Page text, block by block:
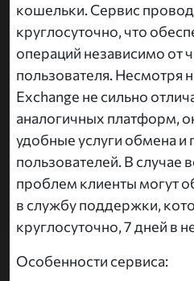
кошельки. Сервис
круглосуточно, что
операций независимо от
пользователя. Несмотря
Exchange не сильно
аналогичных платформ,
удобные услуги обмена и
пользователей. В случае
проблем клиенты могут
в службу поддержки,
круглосуточно, 7 дней в
Особенности сервиса: